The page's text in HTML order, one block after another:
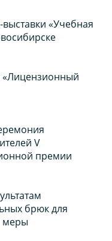
«Учебная
«Лицензионный
V
премии
брюк для
меры